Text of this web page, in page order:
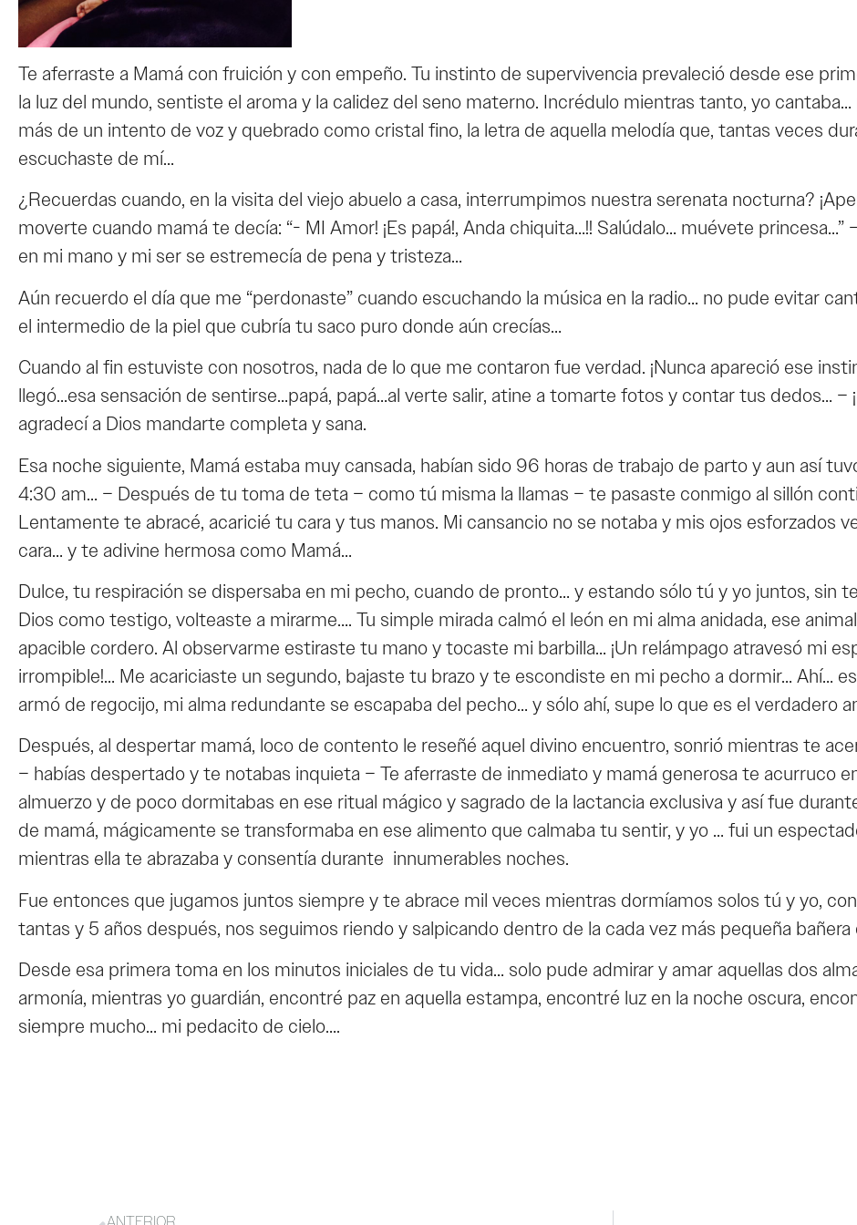
Te aferraste a Mamá con fruición y con empeño. Tu instinto de supervivencia prevaleció desde ese
la luz del mundo, sentiste el aroma y la calidez del seno materno. Incrédulo mientras tanto, yo
más de un intento de voz y quebrado como cristal fino, la letra de aquella melodía que, tantas veces
escuchaste de mí…
¿Recuerdas cuando, en la visita del viejo abuelo a casa, interrumpimos nuestra serenata nocturna?
moverte cuando mamá te decía: “- MI Amor! ¡Es papá!, Anda chiquita…!! Salúdalo… muévete
en mi mano y mi ser se estremecía de pena y tristeza…
Aún recuerdo el día que me “perdonaste” cuando escuchando la música en la radio… no pude evitar
el intermedio de la piel que cubría tu saco puro donde aún crecías…
Cuando al fin estuviste con nosotros, nada de lo que me contaron fue verdad. ¡Nunca apareció ese
llegó…esa sensación de sentirse…papá, papá…al verte salir, atine a tomarte fotos y contar tus dedos… –
agradecí a Dios mandarte completa y sana.
Esa noche siguiente, Mamá estaba muy cansada, habían sido 96 horas de trabajo de parto y aun así
4:30 am… – Después de tu toma de teta – como tú misma la llamas – te pasaste conmigo al sillón
Lentamente te abracé, acaricié tu cara y tus manos. Mi cansancio no se notaba y mis ojos esforzados
cara… y te adivine hermosa como Mamá…
Dulce, tu respiración se dispersaba en mi pecho, cuando de pronto… y estando sólo tú y yo juntos, sin
Dios como testigo, volteaste a mirarme…. Tu simple mirada calmó el león en mi alma anidada, ese
apacible cordero. Al observarme estiraste tu mano y tocaste mi barbilla… ¡Un relámpago atravesó mi
irrompible!… Me acariciaste un segundo, bajaste tu brazo y te escondiste en mi pecho a dormir… Ahí…
armó de regocijo, mi alma redundante se escapaba del pecho… y sólo ahí, supe lo que es el verdadero
Después, al despertar mamá, loco de contento le reseñé aquel divino encuentro, sonrió mientras te
– habías despertado y te notabas inquieta – Te aferraste de inmediato y mamá generosa te acurruco
almuerzo y de poco dormitabas en ese ritual mágico y sagrado de la lactancia exclusiva y así fue
de mamá, mágicamente se transformaba en ese alimento que calmaba tu sentir, y yo … fui un
mientras ella te abrazaba y consentía durante innumerables noches.
Fue entonces que jugamos juntos siempre y te abrace mil veces mientras dormíamos solos tú y yo,
tantas y 5 años después, nos seguimos riendo y salpicando dentro de la cada vez más pequeña
Desde esa primera toma en los minutos iniciales de tu vida… solo pude admirar y amar aquellas dos
armonía, mientras yo guardián, encontré paz en aquella estampa, encontré luz en la noche oscura,
siempre mucho… mi pedacito de cielo….